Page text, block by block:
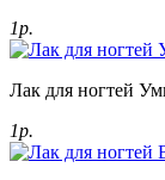
1р.
Лак для ногтей
1р.